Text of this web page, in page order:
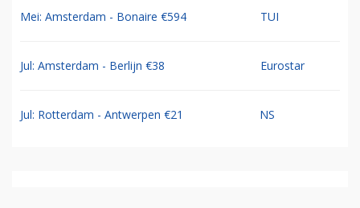
Mei: Amsterdam - Bonaire €594 TUI
Jul: Amsterdam - Berlijn €38 Eurostar
Jul: Rotterdam - Antwerpen €21 NS